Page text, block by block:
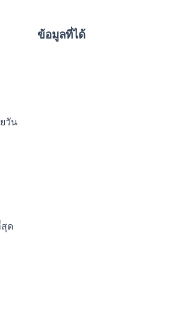
ข้อมูลที่ได้
วัน
ด